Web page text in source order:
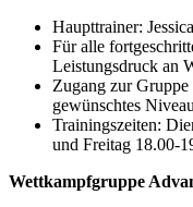
Haupttrainer:
Für alle
Leistungsdruck an
Zugang zur
gewünschtes
Trainingszeiten:
und Freitag 18.00-
Wettkampfgruppe